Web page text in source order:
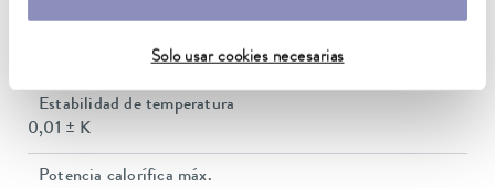
Solo usar cookies necesarias
Estabilidad de temperatura
0,01 ± K
Potencia calorífica máx.